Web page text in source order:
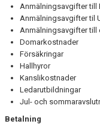
DOKUMENT
LEDARE
FÖRENINGSFÖRSÄLJNING
HAGA-SHOPPEN
BILDGALLERI
Anmälningsavgifter till
Anmälningsavgifter til
Anmälningsavgifter till
Domarkostnader
Försäkringar
Hallhyror
Kanslikostnader
Ledarutbildningar
Jul- och
Betalning